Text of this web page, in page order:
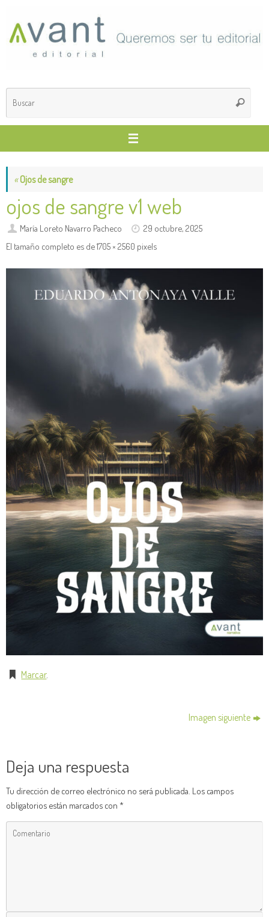
contenido
Buscar
«Ojos de sangre
ojos de sangre v1 web
María Loreto Navarro Pacheco
29 octubre, 2025
El tamaño completo es de1705 × 2560 pixels
Marcar.
Imagen siguiente
Deja una respuesta
Tu dirección de correo electrónico no será publicada. Los campos
obligatorios están marcados con *